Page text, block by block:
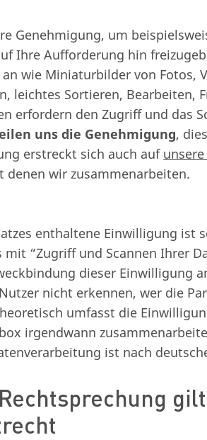
Genehmigung, um
Ihre Aufforderung hin
wie Miniaturbilder von Fotos,
leichtes Sortieren, Bearbeiten,
erfordern den Zugriff und das
uns die Genehmigung,
erstreckt sich auch auf
wir zusammenarbeiten.
enthaltene Einwilligung ist
mit “Zugriff und Scannen Ihrer
dieser Einwilligung
nicht erkennen, wer die
umfasst die
irgendwann
ist nach